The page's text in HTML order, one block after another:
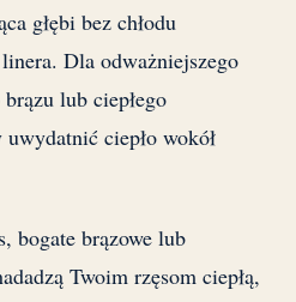
głębi bez chłodu
Dla odważniejszego
lub ciepłego
ciepło wokół
bogate brązowe lub
Twoim rzęsom ciepłą,